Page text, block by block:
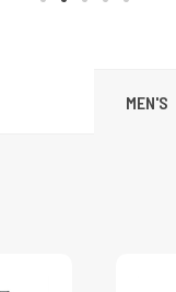
MEN'S